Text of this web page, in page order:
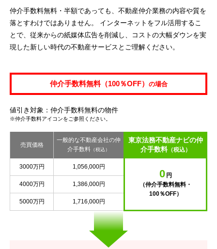
仲介手数料無料・半額であっても、不動産仲介業務の内容や質を
落とすわけではありません。 インターネットをフル活用するこ
とで、従来からの紙媒体広告を削減し、コストの大幅ダウンを実
現した新しい時代の不動産サービスとご理解ください。
仲介手数料無料（100％OFF） の場合
値引き対象：仲介手数料無料の物件
※仲介手数料アイコンをご参照ください。
売買価格
一般的な不動産会社の仲
介手数料 （税込）
東京法務不動産ナビの仲
介手数料（税込）
3000万円 1,056,000円
0 円
（仲介手数料無料・
100％OFF）
4000万円 1,386,000円
5000万円 1,716,000円